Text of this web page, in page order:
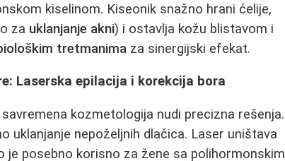
kiselinom. Kiseonik snažno hrani ćelije,
za uklanjanje akni) i ostavlja kožu blistavom i
tretmanima za sinergijski efekat.
Laserska epilacija i korekcija bora
kozmetologija nudi precizna rešenja.
uklanjanje nepoželjnih dlačica. Laser uništava
posebno korisno za žene sa polihormonskim